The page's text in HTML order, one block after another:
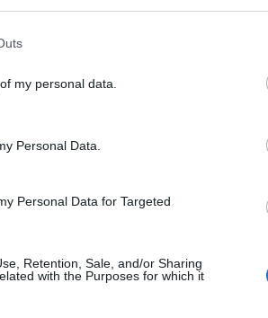
my personal data.
Personal Data.
Personal Data for Targeted
Retention, Sale, and/or Sharing
with the Purposes for which it
3 1 27 10 4 6 3 16 17
5 1 24 10
4 3 29 24 2 6 5